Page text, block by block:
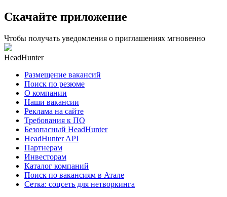
Скачайте приложение
Чтобы получать уведомления о приглашениях мгновенно
HeadHunter
Размещение вакансий
Поиск по резюме
О компании
Наши вакансии
Реклама на сайте
Требования к ПО
Безопасный HeadHunter
HeadHunter API
Партнерам
Инвесторам
Каталог компаний
Поиск по вакансиям в Атале
Сетка: соцсеть для нетворкинга